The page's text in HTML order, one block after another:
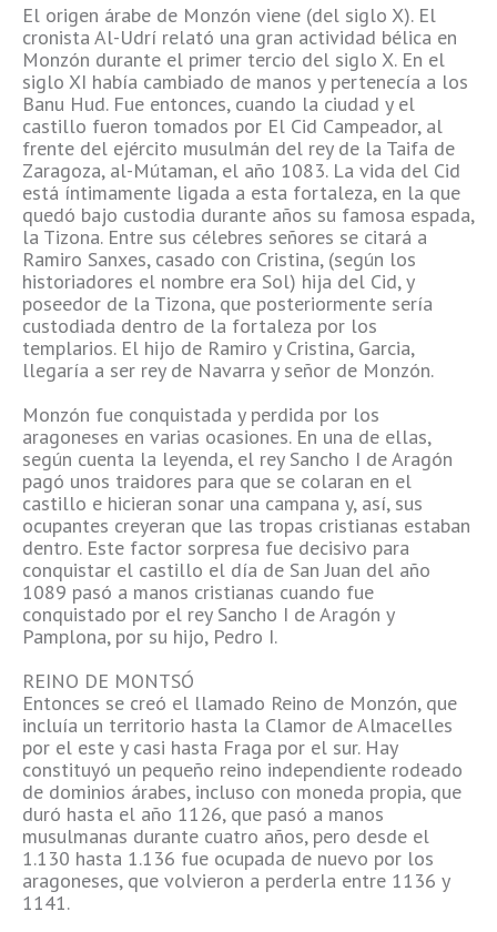
El origen árabe de Monzón viene (del siglo X). El
cronista Al-Udrí relató una gran actividad bélica en
Monzón durante el primer tercio del siglo X. En el
siglo XI había cambiado de manos y pertenecía a los
Banu Hud. Fue entonces, cuando la ciudad y el
castillo fueron tomados por El Cid Campeador, al
frente del ejército musulmán del rey de la Taifa de
Zaragoza, al-Mútaman, el año 1083. La vida del Cid
está íntimamente ligada a esta fortaleza, en la que
quedó bajo custodia durante años su famosa espada,
la Tizona. Entre sus célebres señores se citará a
Ramiro Sanxes, casado con Cristina, (según los
historiadores el nombre era Sol) hija del Cid, y
poseedor de la Tizona, que posteriormente sería
custodiada dentro de la fortaleza por los
templarios. El hijo de Ramiro y Cristina, Garcia,
llegaría a ser rey de Navarra y señor de Monzón.
Monzón fue conquistada y perdida por los
aragoneses en varias ocasiones. En una de ellas,
según cuenta la leyenda, el rey Sancho I de Aragón
pagó unos traidores para que se colaran en el
castillo e hicieran sonar una campana y, así, sus
ocupantes creyeran que las tropas cristianas estaban
dentro. Este factor sorpresa fue decisivo para
conquistar el castillo el día de San Juan del año
1089 pasó a manos cristianas cuando fue
conquistado por el rey Sancho I de Aragón y
Pamplona, ​​por su hijo, Pedro I.
REINO DE MONTSÓ
Entonces se creó el llamado Reino de Monzón, que
incluía un territorio hasta la Clamor de Almacelles
por el este y casi hasta Fraga por el sur. Hay
constituyó un pequeño reino independiente rodeado
de dominios árabes, incluso con moneda propia, que
duró hasta el año 1126, que pasó a manos
musulmanas durante cuatro años, pero desde el
1.130 hasta 1.136 fue ocupada de nuevo por los
aragoneses, que volvieron a perderla entre 1136 y
1141.